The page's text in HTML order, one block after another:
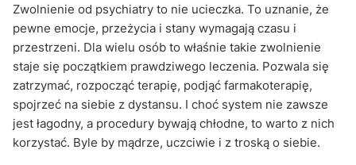
Zwolnienie od psychiatry to nie ucieczka. To uznanie, że
pewne emocje, przeżycia i stany wymagają czasu i
przestrzeni. Dla wielu osób to właśnie takie zwolnienie
staje się początkiem prawdziwego leczenia. Pozwala się
zatrzymać, rozpocząć terapię, podjąć farmakoterapię,
spojrzeć na siebie z dystansu. I choć system nie zawsze
jest łagodny, a procedury bywają chłodne, to warto z nich
korzystać. Byle by mądrze, uczciwie i z troską o siebie.